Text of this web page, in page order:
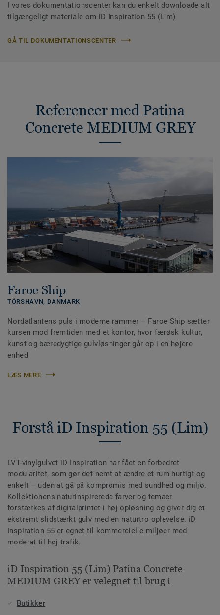
I vores dokumentationscenter kan du enkelt downloade alt
tilgængeligt materiale om iD Inspiration 55 (Lim)
GÅ TIL DOKUMENTATIONSCENTER
Referencer med Patina
Concrete MEDIUM GREY
Faroe Ship
TÓRSHAVN, DANMARK
Nordatlantens puls i moderne rammer – Faroe Ship sætter
kursen mod fremtiden med et kontor, hvor færøsk kultur,
kunst og bæredygtige gulvløsninger går op i en højere
enhed
LÆS MERE
Forstå iD Inspiration 55 (Lim)
LVT-vinylgulvet iD Inspiration har fået en forbedret
modularitet, som gør det nemt at ændre et rum hurtigt og
enkelt – uden at gå på kompromis med sundhed og miljø.
Kollektionens naturinspirerede farver og temaer
forstærkes af digitalprintet i høj opløsning og giver dig et
ekstremt slidstærkt gulv med en naturtro oplevelse. iD
Inspiration 55 er egnet til kommercielle miljøer med
moderat til høj trafik.
iD Inspiration 55 (Lim) Patina Concrete
MEDIUM GREY er velegnet til brug i
Butikker